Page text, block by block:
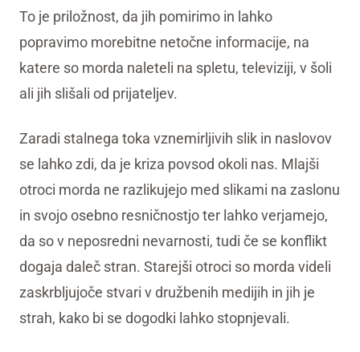
To je priložnost, da jih pomirimo in lahko
popravimo morebitne netočne informacije, na
katere so morda naleteli na spletu, televiziji, v šoli
ali jih slišali od prijateljev.
Zaradi stalnega toka vznemirljivih slik in naslovov
se lahko zdi, da je kriza povsod okoli nas. Mlajši
otroci morda ne razlikujejo med slikami na zaslonu
in svojo osebno resničnostjo ter lahko verjamejo,
da so v neposredni nevarnosti, tudi če se konflikt
dogaja daleč stran. Starejši otroci so morda videli
zaskrbljujoče stvari v družbenih medijih in jih je
strah, kako bi se dogodki lahko stopnjevali.